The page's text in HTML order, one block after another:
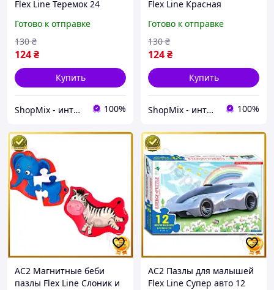
Flex Line Теремок 24
развивающие игрушки
для детей логические
игры DE
Готово к отправке
124₴
130 ₴
Купить
ShopMix - интернет-магазин сумок и аксессуаров 100%
Flex Line Красная
яркие пазлы для
развития логики и
моторики M DE
Готово к отправке
124₴
130 ₴
Купить
ShopMix - интернет-магазин сумок и аксессуаров 100%
AC2 Магнитные беби
пазлы Flex Line Слоник и
AC2 Пазлы для малышей
Flex Line Супер авто 12